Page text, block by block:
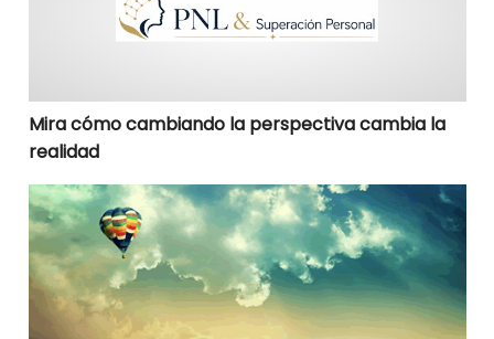
Mira cómo cambiando la perspectiva cambia la
realidad
Te incomoda si te pregunto de TU futuro?